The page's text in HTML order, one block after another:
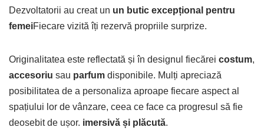
Dezvoltatorii au creat un un butic excepțional pentru
femeiFiecare vizită îți rezervă propriile surprize.
Originalitatea este reflectată și în designul fiecărei costum,
accesoriu sau parfum disponibile. Mulți apreciază
posibilitatea de a personaliza aproape fiecare aspect al
spațiului lor de vânzare, ceea ce face ca progresul să fie
deosebit de ușor. imersivă și plăcută.